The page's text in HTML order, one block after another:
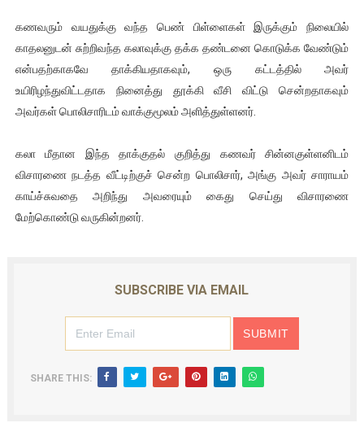
கணவரும் வயதுக்கு வந்த பெண் பிள்ளைகள் இருக்கும் நிலையில்
காதலனுடன் சுற்றிவந்த கலாவுக்கு தக்க தண்டனை கொடுக்க வேண்டும்
என்பதற்காகவே தாக்கியதாகவும், ஒரு கட்டத்தில் அவர்
உயிரிழந்துவிட்டதாக நினைத்து தூக்கி வீசி விட்டு சென்றதாகவும்
அவர்கள் பொலிசாரிடம் வாக்குமூலம் அளித்துள்ளனர்.
கலா மீதான இந்த தாக்குதல் குறித்து கணவர் சின்னகுள்ளனிடம்
விசாரணை நடத்த வீட்டிற்குச் சென்ற பொலிசார், அங்கு அவர் சாராயம்
காய்ச்சுவதை அறிந்து அவரையும் கைது செய்து விசாரணை
மேற்கொண்டு வருகின்றனர்.
SUBSCRIBE VIA EMAIL
SHARE THIS: